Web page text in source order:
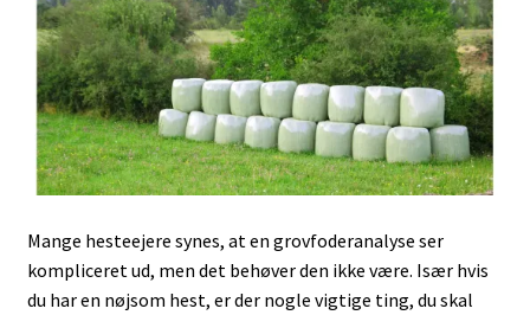
Mange hesteejere synes, at en grovfoderanalyse ser
kompliceret ud, men det behøver den ikke være. Især hvis
du har en nøjsom hest, er der nogle vigtige ting, du skal